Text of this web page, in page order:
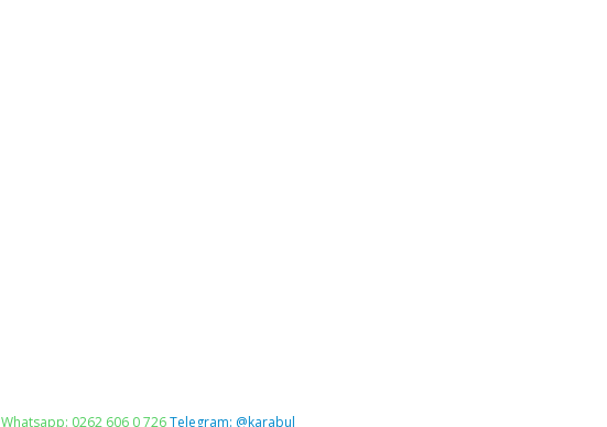
Whatsapp: 0262 606 0 726Telegram: @karabul